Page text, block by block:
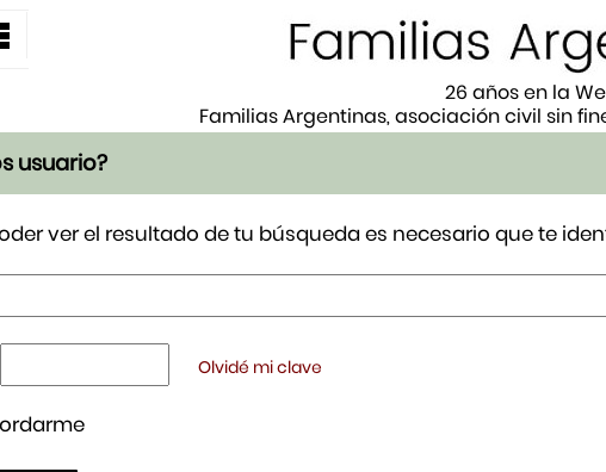
26 años en la
Familias Argentinas, asociación civil sin
usuario?
ver el resultado de tu búsqueda es necesario que te
Olvidé mi clave